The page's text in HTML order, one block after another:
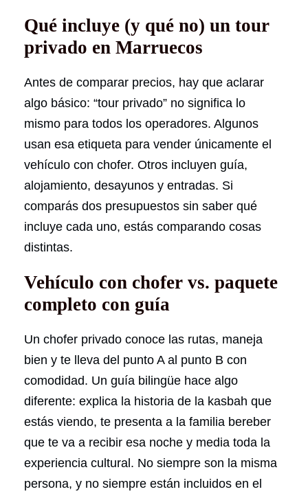
Qué incluye (y qué no) un tour
privado en Marruecos
Antes de comparar precios, hay que aclarar
algo básico: “tour privado” no significa lo
mismo para todos los operadores. Algunos
usan esa etiqueta para vender únicamente el
vehículo con chofer. Otros incluyen guía,
alojamiento, desayunos y entradas. Si
comparás dos presupuestos sin saber qué
incluye cada uno, estás comparando cosas
distintas.
Vehículo con chofer vs. paquete
completo con guía
Un chofer privado conoce las rutas, maneja
bien y te lleva del punto A al punto B con
comodidad. Un guía bilingüe hace algo
diferente: explica la historia de la kasbah que
estás viendo, te presenta a la familia bereber
que te va a recibir esa noche y media toda la
experiencia cultural. No siempre son la misma
persona, y no siempre están incluidos en el